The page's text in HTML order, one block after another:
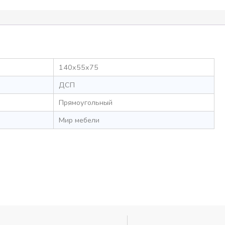
140x55x75
ДСП
Прямоугольный
Мир мебели